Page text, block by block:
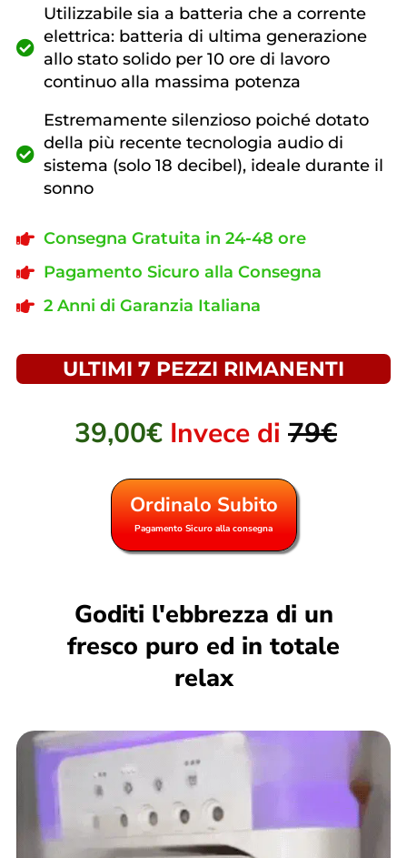
Utilizzabile sia a batteria che a corrente
elettrica: batteria di ultima generazione
allo stato solido per 10 ore di lavoro
continuo alla massima potenza
Estremamente silenzioso poiché dotato
della più recente tecnologia audio di
sistema (solo 18 decibel), ideale durante il
sonno
Consegna Gratuita in 24-48 ore
Pagamento Sicuro alla Consegna
2 Anni di Garanzia Italiana
ULTIMI 7 PEZZI RIMANENTI
39,00€ Invece di 79€
Ordinalo Subito
Pagamento Sicuro alla consegna
Goditi l'ebbrezza di un
fresco puro ed in totale
relax